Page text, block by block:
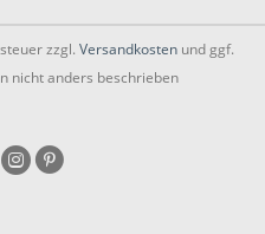
zzgl. Versandkosten und ggf.
nicht anders beschrieben